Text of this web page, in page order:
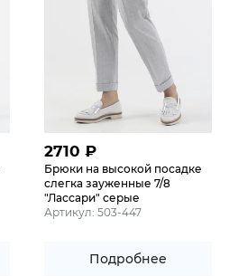
2710 ₽
Брюки на высокой посадке
слегка зауженные 7/8
"Лассари" серые
Артикул: 503-447
Подробнее